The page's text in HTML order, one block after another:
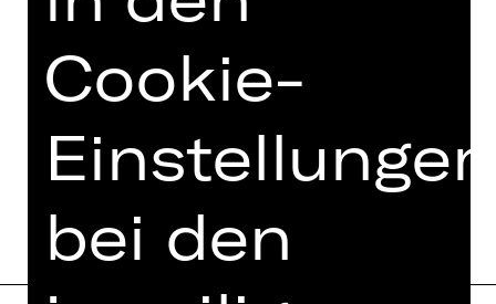
Cookie-
Einstellungen
bei den